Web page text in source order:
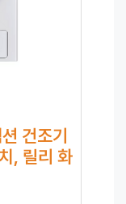
건조기
, 릴리 화